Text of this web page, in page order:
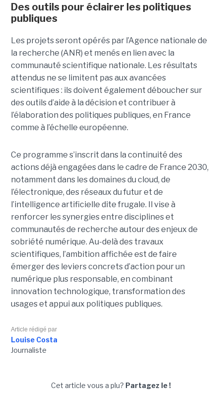
Des outils pour éclairer les politiques
publiques
Les projets seront opérés par l’Agence nationale de
la recherche (ANR) et menés en lien avec la
communauté scientifique nationale. Les résultats
attendus ne se limitent pas aux avancées
scientifiques : ils doivent également déboucher sur
des outils d’aide à la décision et contribuer à
l’élaboration des politiques publiques, en France
comme à l’échelle européenne.
Ce programme s’inscrit dans la continuité des
actions déjà engagées dans le cadre de France 2030,
notamment dans les domaines du cloud, de
l’électronique, des réseaux du futur et de
l’intelligence artificielle dite frugale. Il vise à
renforcer les synergies entre disciplines et
communautés de recherche autour des enjeux de
sobriété numérique. Au-delà des travaux
scientifiques, l’ambition affichée est de faire
émerger des leviers concrets d’action pour un
numérique plus responsable, en combinant
innovation technologique, transformation des
usages et appui aux politiques publiques.
Article rédigé par
Louise Costa
Journaliste
Cet article vous a plu? Partagez le !